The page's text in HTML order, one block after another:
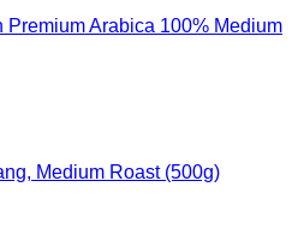
Medium Roast (500g)